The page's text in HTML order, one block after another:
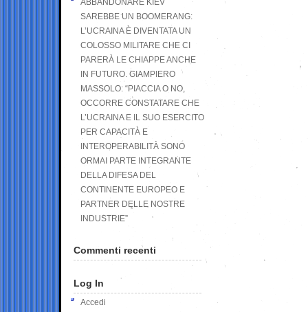
ABBANDONARE KIEV
SAREBBE UN BOOMERANG:
L’UCRAINA È DIVENTATA UN
COLOSSO MILITARE CHE CI
PARERÀ LE CHIAPPE ANCHE
IN FUTURO. GIAMPIERO
MASSOLO: “PIACCIA O NO,
OCCORRE CONSTATARE CHE
L’UCRAINA E IL SUO ESERCITO
PER CAPACITÀ E
INTEROPERABILITÀ SONO
ORMAI PARTE INTEGRANTE
DELLA DIFESA DEL
CONTINENTE EUROPEO E
PARTNER DELLE NOSTRE
INDUSTRIE”
Commenti recenti
Log In
Accedi